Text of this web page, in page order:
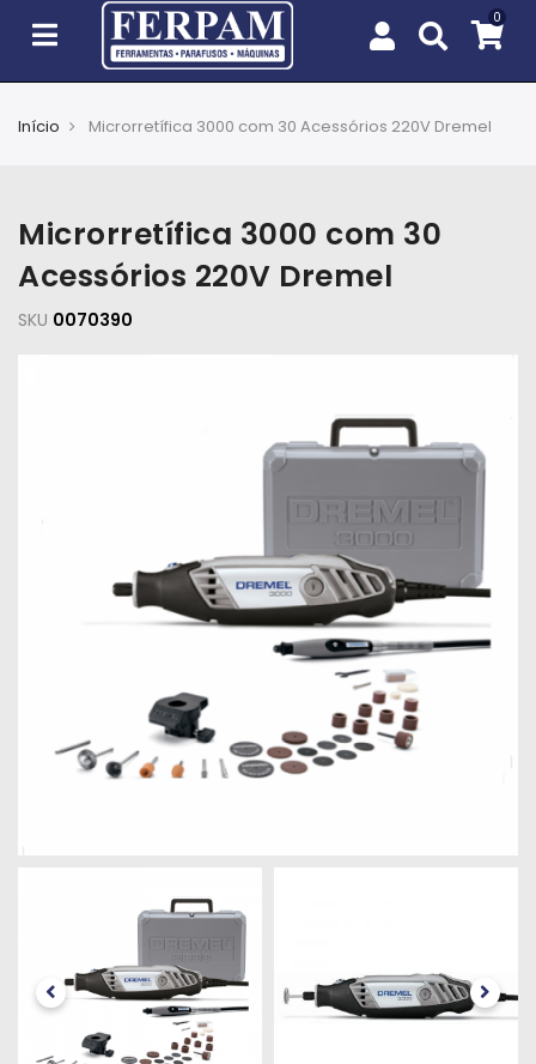
e
Jardim
EPIs
Iluminação
Materiais
Tintas
e
Químicos
Início Microrretífica 3000 com 30 Acessórios 220V Dremel
Microrretífica 3000 com 30
Acessórios 220V Dremel
SKU 0070390